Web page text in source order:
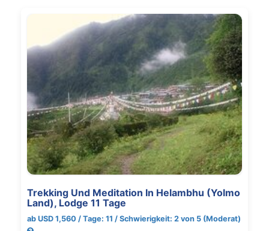
Trekking Und Meditation In Helambhu (Yolmo
Land), Lodge 11 Tage
ab USD 1,560 / Tage: 11 / Schwierigkeit: 2 von 5 (Moderat)